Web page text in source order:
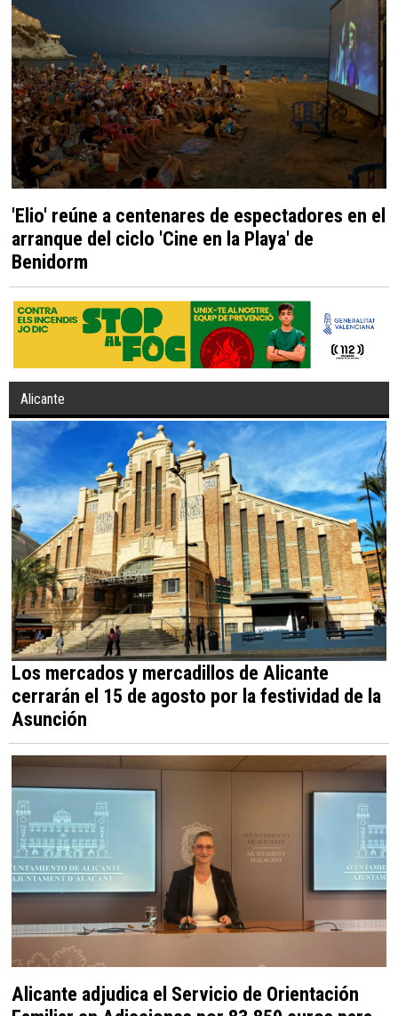
'Elio' reúne a centenares de espectadores en el
arranque del ciclo 'Cine en la Playa' de
Benidorm
Alicante
Los mercados y mercadillos de Alicante
cerrarán el 15 de agosto por la festividad de la
Asunción
Alicante adjudica el Servicio de Orientación